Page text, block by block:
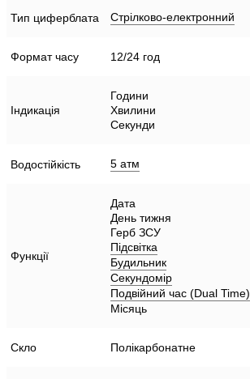
Тип циферблата Стрілково-електронний
Формат часу 12/24 год
Індикація
Години
Хвилини
Секунди
Водостійкість 5 атм
Функції
Дата
День тижня
Герб ЗСУ
Підсвітка
Будильник
Секундомір
Подвійний час (Dual Time)
Місяць
Скло Полікарбонатне